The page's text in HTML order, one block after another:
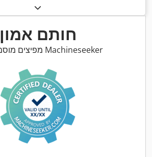
חותם אמון
מפיצים מוסמכים של Machineseeker